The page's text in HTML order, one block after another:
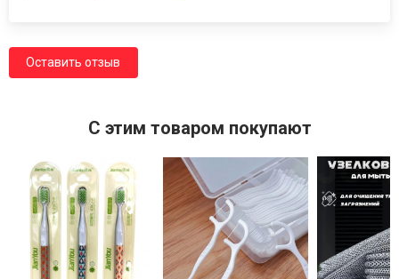
Оставить отзыв
C этим товаром покупают